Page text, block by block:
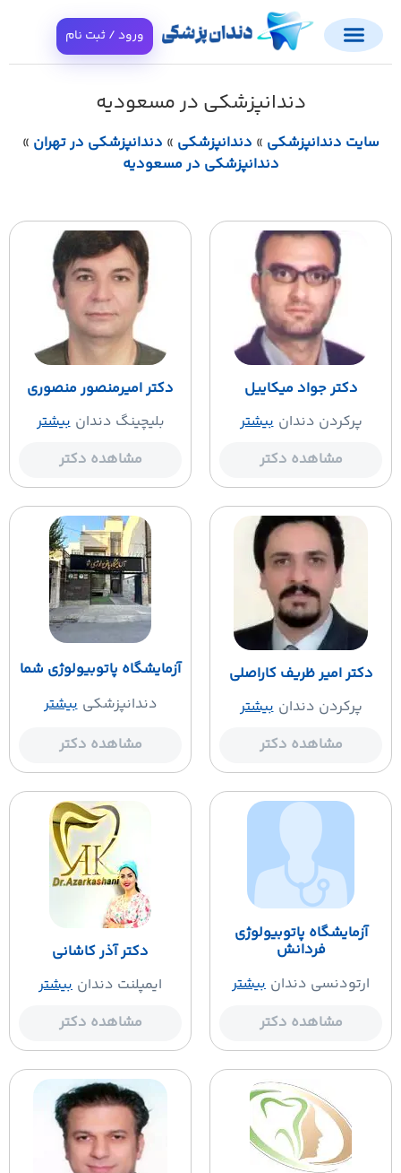
ورود / ثبت نام
دندانپزشکی در مسعودیه
سایت دندانپزشکی»دندانپزشکی»دندانپزشکی در تهران»
دندانپزشکی در مسعودیه
دکتر جواد میکاییل
پرکردن دندان بیشتر
مشاهده دکتر
دکتر امیرمنصور منصوری
بلیچینگ دندان بیشتر
مشاهده دکتر
دکتر امیر ظریف کاراصلی
پرکردن دندان بیشتر
مشاهده دکتر
آزمایشگاه پاتوبیولوژی شما
دندانپزشکی بیشتر
مشاهده دکتر
آزمایشگاه پاتوبیولوژی
فردانش
ارتودنسی دندان بیشتر
مشاهده دکتر
دکتر آذر کاشانی
ایمپلنت دندان بیشتر
مشاهده دکتر